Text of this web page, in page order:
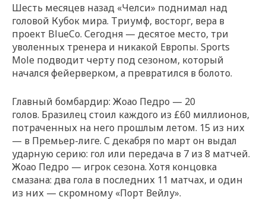
Шесть месяцев назад «Челси» поднимал над
головой Кубок мира. Триумф, восторг, вера в
проект BlueCo. Сегодня — десятое место, три
уволенных тренера и никакой Европы. Sports
Mole подводит черту под сезоном, который
начался фейерверком, а превратился в болото.
Главный бомбардир: Жоао Педро — 20
голов. Бразилец стоил каждого из £60 миллионов,
потраченных на него прошлым летом. 15 из них
— в Премьер-лиге. С декабря по март он выдал
ударную серию: гол или передача в 7 из 8 матчей.
Жоао Педро — игрок сезона. Хотя концовка
смазана: два гола в последних 11 матчах, и один
из них — скромному «Порт Вейлу».